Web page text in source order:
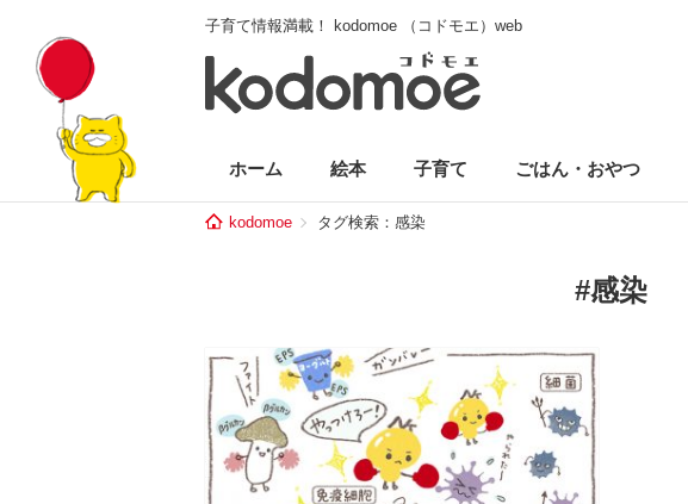
子育て情報満載！ kodomoe （コドモエ）web
ホーム 絵本 子育て ごはん・おやつ
kodomoe タグ検索：感染
#感染